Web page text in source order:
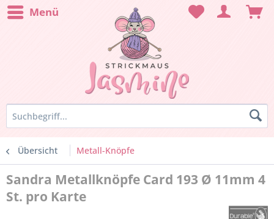
Menü
Übersicht Metall-Knöpfe
Sandra Metallknöpfe Card 193 Ø 11mm 4
St. pro Karte